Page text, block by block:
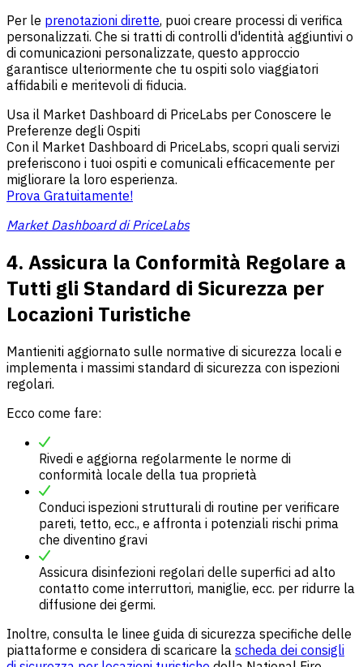
Per le prenotazioni dirette, puoi creare processi di verifica
personalizzati. Che si tratti di controlli d'identità aggiuntivi o
di comunicazioni personalizzate, questo approccio
garantisce ulteriormente che tu ospiti solo viaggiatori
affidabili e meritevoli di fiducia.
Usa il Market Dashboard di PriceLabs per Conoscere le
Preferenze degli Ospiti
Con il Market Dashboard di PriceLabs, scopri quali servizi
preferiscono i tuoi ospiti e comunicali efficacemente per
migliorare la loro esperienza.
Prova Gratuitamente!
Market Dashboard di PriceLabs
4. Assicura la Conformità Regolare a
Tutti gli Standard di Sicurezza per
Locazioni Turistiche
Mantieniti aggiornato sulle normative di sicurezza locali e
implementa i massimi standard di sicurezza con ispezioni
regolari.
Ecco come fare:
Rivedi e aggiorna regolarmente le norme di
conformità locale della tua proprietà
Conduci ispezioni strutturali di routine per verificare
pareti, tetto, ecc., e affronta i potenziali rischi prima
che diventino gravi
Assicura disinfezioni regolari delle superfici ad alto
contatto come interruttori, maniglie, ecc. per ridurre la
diffusione dei germi.
Inoltre, consulta le linee guida di sicurezza specifiche delle
piattaforme e considera di scaricare la scheda dei consigli